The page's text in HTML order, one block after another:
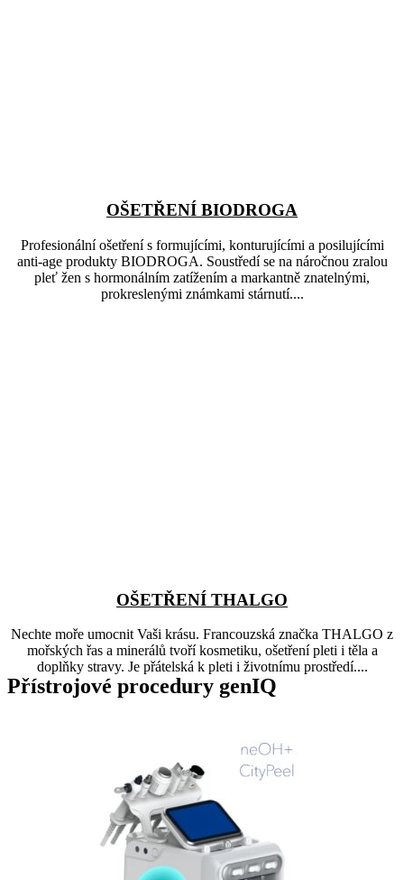
OŠETŘENÍ BIODROGA
Profesionální ošetření s formujícími, konturujícími a posilujícími
anti-age produkty BIODROGA. Soustředí se na náročnou zralou
pleť žen s hormonálním zatížením a markantně znatelnými,
prokreslenými známkami stárnutí....
OŠETŘENÍ THALGO
Nechte moře umocnit Vaši krásu. Francouzská značka THALGO z
mořských řas a minerálů tvoří kosmetiku, ošetření pleti i těla a
doplňky stravy. Je přátelská k pleti i životnímu prostředí....
Přístrojové procedury genIQ